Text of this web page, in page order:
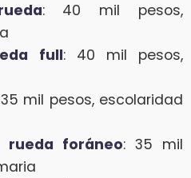
: 40 mil pesos,
full: 40 mil pesos,
mil pesos, escolaridad
rueda foráneo: 35 mil